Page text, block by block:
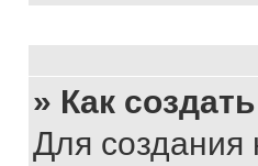
» Как
Для